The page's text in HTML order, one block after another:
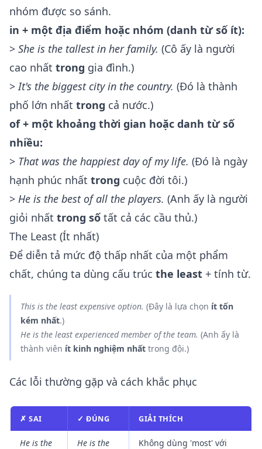
nhóm được so sánh.
in + một địa điểm hoặc nhóm (danh từ số ít):
> She is the tallestin her family. (Cô ấy là người
cao nhất trong gia đình.)
>It's the biggest cityin the country. (Đó là thành
phố lớn nhất trong cả nước.)
of + một khoảng thời gian hoặc danh từ số
nhiều:
> That was the happiest day ofmy life. (Đó là ngày
hạnh phúc nhất trong cuộc đời tôi.)
> He is the best ofall the players. (Anh ấy là người
giỏi nhất trong sốtất cả các cầu thủ.)
The Least (Ít nhất)
Để diễn tả mức độ thấp nhất của một phẩm
chất, chúng ta dùng cấu trúc the least + tính từ.
This is the least expensive option. (Đây là lựa chọn ít tốn
kém nhất.)
He is the least experiencedmember of the team. (Anh ấy là
thành viên ít kinh nghiệm nhất trong đội.)
Các lỗi thường gặp và cách khắc phục
✗ SAI ✓ ĐÚNG GIẢI THÍCH
He is the
He is the
Không dùng 'most' với